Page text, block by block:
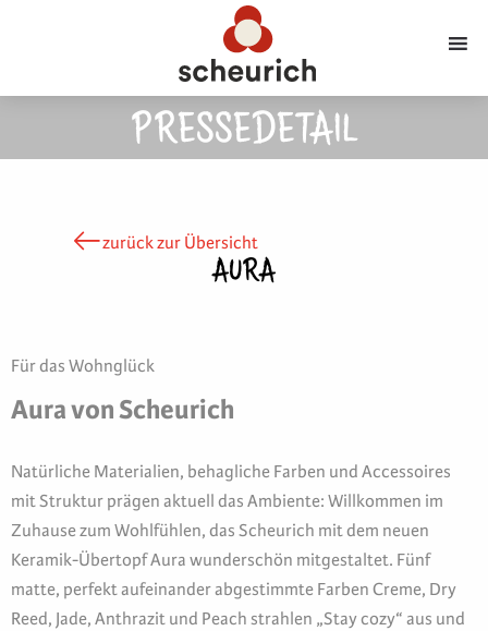
PRESSEDETAIL
zurück zur Übersicht
AURA
Für das Wohnglück
Aura von Scheurich
Natürliche Materialien, behagliche Farben und Accessoires
mit Struktur prägen aktuell das Ambiente: Willkommen im
Zuhause zum Wohlfühlen, das Scheurich mit dem neuen
Keramik-Übertopf Aura wunderschön mitgestaltet. Fünf
matte, perfekt aufeinander abgestimmte Farben Creme, Dry
Reed, Jade, Anthrazit und Peach strahlen „Stay cozy“ aus und